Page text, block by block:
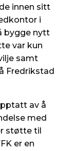
innen sitt
i
bygge nytt
var kun
samt
Fredrikstad
av å
med
støtte til
er en